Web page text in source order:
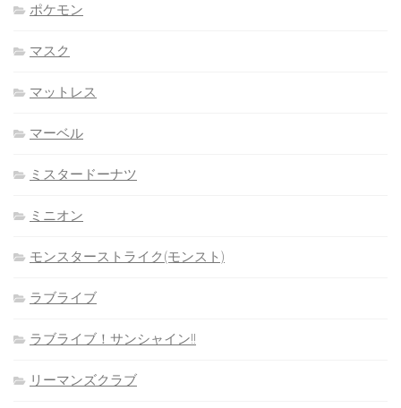
ポケモン
マスク
マットレス
マーベル
ミスタードーナツ
ミニオン
モンスターストライク(モンスト)
ラブライブ
ラブライブ！サンシャイン!!
リーマンズクラブ